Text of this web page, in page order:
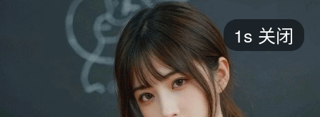
短剧
最热 添加 评分
都市 甜宠 逆袭 玄幻
1s 关闭